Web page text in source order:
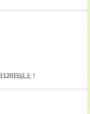
日以上！